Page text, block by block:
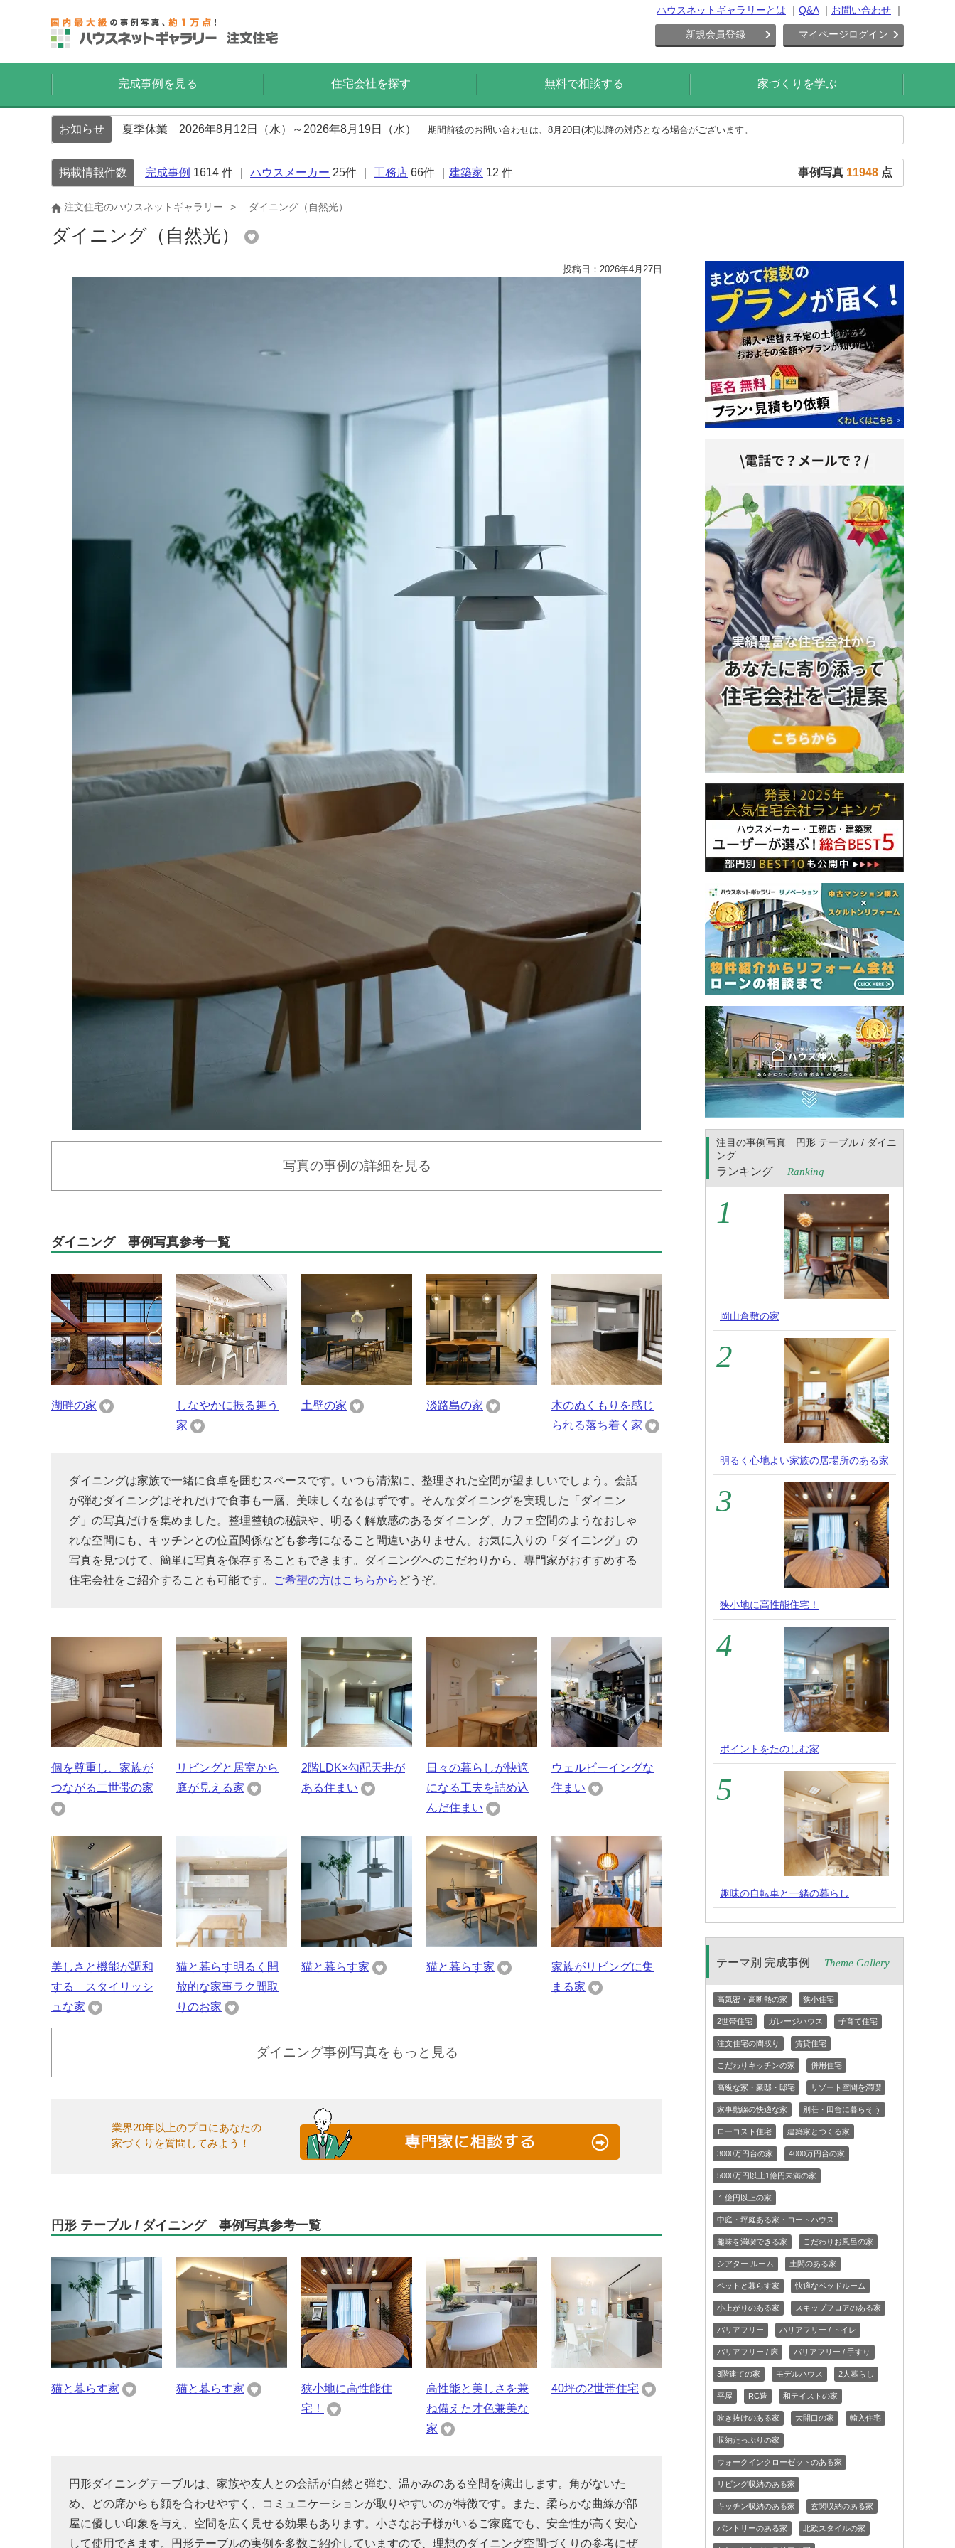
ハウスネットギャラリーとは Q&A お問い合わせ
新規会員登録 マイページログイン
完成事例を見る 住宅会社を探す 無料で相談する 家づくりを学ぶ
お知らせ 夏季休業 2026年8月12日（水）～2026年8月19日（水） 期間前後のお問い合わせは、8月20日(木)以降の対応となる場合がございます。
掲載情報件数 完成事例 1614 件 ｜ ハウスメーカー 25件 ｜ 工務店 66件 ｜ 建築家 12 件 事例写真 11948 点
注文住宅のハウスネットギャラリー ダイニング（自然光）
ダイニング（自然光）
投稿日：2026年4月27日
写真の事例の詳細を見る
ダイニング 事例写真参考一覧
湖畔の家
しなやかに振る舞う
家
土壁の家 淡路島の家
木のぬくもりを感じ
られる落ち着く家
ダイニングは家族で一緒に食卓を囲むスペースです。いつも清潔に、整理された空間が望ましいでしょう。会話
が弾むダイニングはそれだけで食事も一層、美味しくなるはずです。そんなダイニングを実現した「ダイニン
グ」の写真だけを集めました。整理整頓の秘訣や、明るく解放感のあるダイニング、カフェ空間のようなおしゃ
れな空間にも、キッチンとの位置関係なども参考になること間違いありません。お気に入りの「ダイニング」の
写真を見つけて、簡単に写真を保存することもできます。ダイニングへのこだわりから、専門家がおすすめする
住宅会社をご紹介することも可能です。
ご希望の方はこちらから どうぞ。
個を尊重し、家族が
つながる二世帯の家
リビングと居室から
庭が見える家
2階LDK×勾配天井が
ある住まい
日々の暮らしが快適
になる工夫を詰め込
んだ住まい
ウェルビーイングな
住まい
美しさと機能が調和
する スタイリッシ
ュな家
猫と暮らす明るく開
放的な家事ラク間取
りのお家
猫と暮らす家 猫と暮らす家
家族がリビングに集
まる家
ダイニング事例写真をもっと見る
業界20年以上のプロにあなたの
家づくりを質問してみよう！
円形 テーブル / ダイニング 事例写真参考一覧
猫と暮らす家 猫と暮らす家
狭小地に高性能住
宅！
高性能と美しさを兼
ね備えた才色兼美な
家
40坪の2世帯住宅
円形ダイニングテーブルは、家族や友人との会話が自然と弾む、温かみのある空間を演出します。角がないた
め、どの席からも顔を合わせやすく、コミュニケーションが取りやすいのが特徴です。また、柔らかな曲線が部
屋に優しい印象を与え、空間を広く見せる効果もあります。小さなお子様がいるご家庭でも、安全性が高く安心
して使用できます。円形テーブルの実例を多数ご紹介していますので、理想のダイニング空間づくりの参考にぜ
注目の事例写真 円形 テーブル / ダイニ
ング
ランキング Ranking
岡山倉敷の家
明るく心地よい家族の居場所のある家
狭小地に高性能住宅！
ポイントをたのしむ家
趣味の自転車と一緒の暮らし
テーマ別 完成事例 Theme Gallery
高気密・高断熱の家 狭小住宅
2世帯住宅 ガレージハウス 子育て住宅
注文住宅の間取り 賃貸住宅
こだわりキッチンの家 併用住宅
高級な家・豪邸・邸宅 リゾート空間を満喫
家事動線の快適な家 別荘・田舎に暮らそう
ローコスト住宅 建築家とつくる家
3000万円台の家 4000万円台の家
5000万円以上1億円未満の家
１億円以上の家
中庭・坪庭ある家・コートハウス
趣味を満喫できる家 こだわりお風呂の家
シアター ルーム 土間のある家
ペットと暮らす家 快適なベッドルーム
小上がりのある家 スキップフロアのある家
バリアフリー バリアフリー / トイレ
バリアフリー / 床 バリアフリー / 手すり
3階建ての家 モデルハウス 2人暮らし
平屋 RC造 和テイストの家
吹き抜けのある家 大開口の家 輸入住宅
収納たっぷりの家
ウォークインクローゼットのある家
リビング収納のある家
キッチン収納のある家 玄関収納のある家
パントリーのある家 北欧スタイルの家